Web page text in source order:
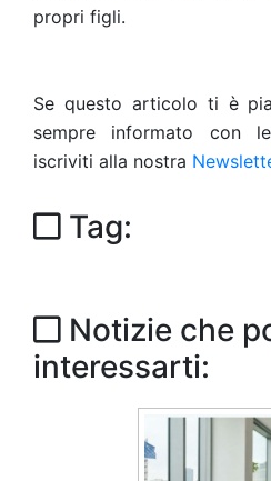
propri figli.
Se questo articolo ti è
sempre informato con
iscriviti alla nostra
Tag:
Notizie che
interessarti: